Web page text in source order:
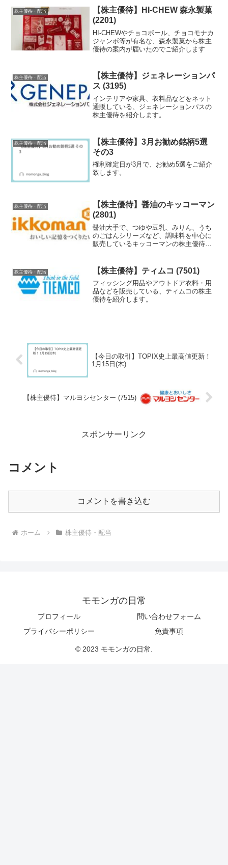
株主優待・配当
【株主優待】HI-CHEW 森永製菓
(2201)
HI-CHEWやチョコボール、チョコモナカ
ジャンボ等が有名な、森永製菓から株主
優待の案内が届いたのでご紹介します
株主優待・配当
【株主優待】ジェネレーションパ
ス (3195)
インテリアや家具、衣料品などをネット
通販している、ジェネレーションパスの
株主優待を紹介します。
株主優待・配当
【株主優待】3月お勧め銘柄5選
その3
権利確定日が3月で、お勧め5選をご紹介
致します。
株主優待・配当
【株主優待】醤油のキッコーマン
(2801)
醤油大手で、つゆや豆乳、みりん、うち
のごはんシリーズなど、調味料を中心に
販売しているキッコーマンの株主優待を
株主優待・配当 【株主優待】ティムコ (7501)
フィッシング用品やアウトドア衣料・用
品などを販売している、ティムコの株主
優待を紹介します。
【今日の取引】TOPIX史上最高値更新！
1月15日(木)
【株主優待】マルヨシセンター (7515)
スポンサーリンク
コメント
コメントを書き込む
ホーム 株主優待・配当
モモンガの日常
プロフィール
問い合わせフォーム
プライバシーポリシー
免責事項
© 2023 モモンガの日常.